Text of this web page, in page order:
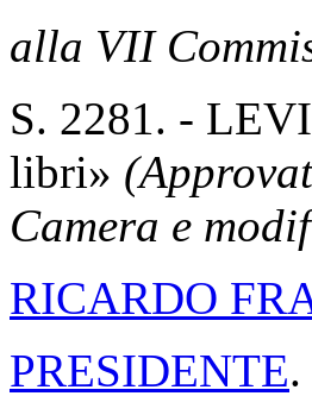
alla VII
S. 2281. -
libri»
Camera e
RICARDO
PRESIDENTE